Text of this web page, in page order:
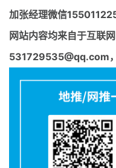
加张经理微信
网站内容均来自于互联
531729535@qq.com，